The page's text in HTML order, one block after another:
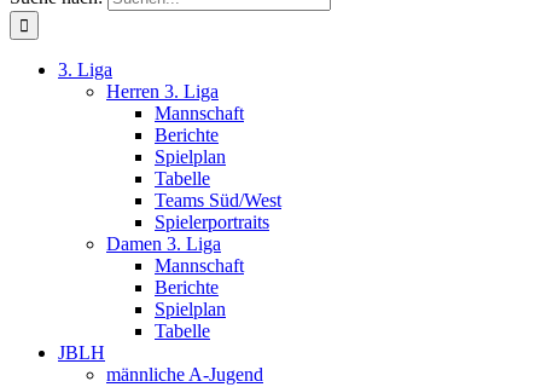
3. Liga
Herren 3. Liga
Mannschaft
Berichte
Spielplan
Tabelle
Teams Süd/West
Spielerportraits
Damen 3. Liga
Mannschaft
Berichte
Spielplan
Tabelle
JBLH
männliche A-Jugend